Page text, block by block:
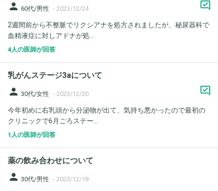
person 60代/男性 - 2023/12/24
2週間前から不整脈でリクシアナを処方されましたが、秘尿器科で
血精液症に対しアドナが処...
4人の医師が回答
乳がんステージ3aについて
person 30代/女性 - 2023/12/20
今年初めに右乳頭から分泌物が出て、気持ち悪かったので最初の
クリニックで6月ごろステー...
1人の医師が回答
薬の飲み合わせについて
person 30代/男性 - 2023/12/18